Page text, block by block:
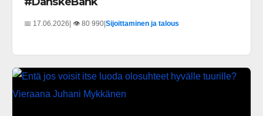
📅 17.06.2026 | 👁️ 80 990 Sijoittaminen ja talous